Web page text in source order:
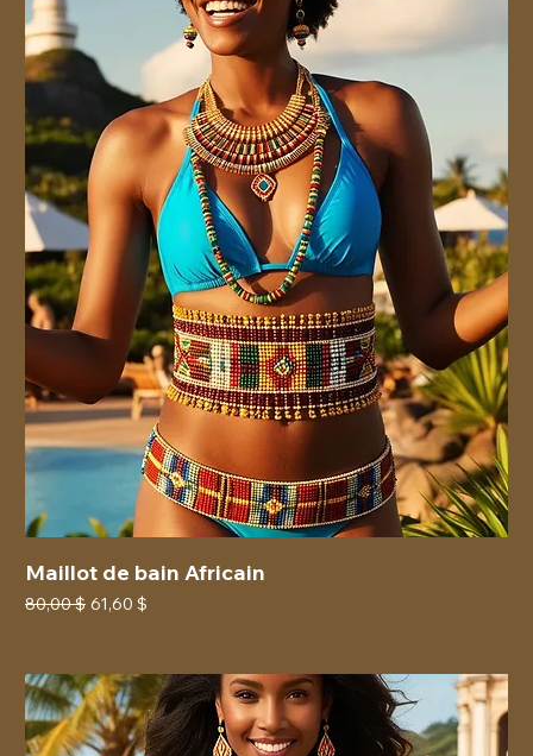
Maillot de bain Africain
Prix original
80,00 $ Prix promotionnel
61,60 $